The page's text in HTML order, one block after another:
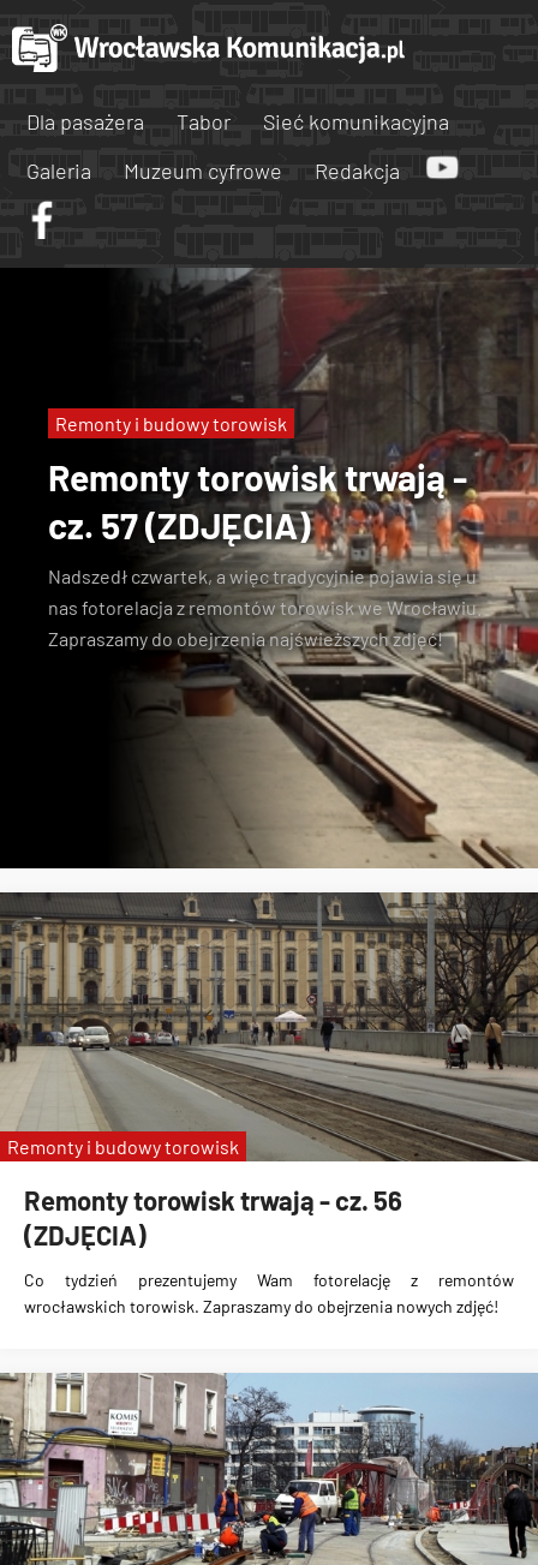
Dla pasażera Tabor
Sieć komunikacyjna
Galeria
Muzeum cyfrowe Redakcja
Remonty torowisk trwają -
cz. 57 (ZDJĘCIA)
Nadszedł czwartek, a więc tradycyjnie pojawia się u
nas fotorelacja z remontów torowisk we Wrocławiu.
Zapraszamy do obejrzenia najświeższych zdjęć!
Remonty i budowy torowisk
Remonty torowisk trwają - cz. 56
(ZDJĘCIA)
Co tydzień prezentujemy Wam fotorelację z remontów
wrocławskich torowisk. Zapraszamy do obejrzenia nowych zdjęć!
Remonty i budowy torowisk